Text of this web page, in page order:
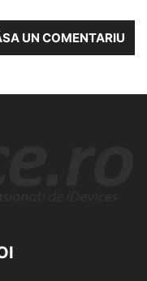
UN COMENTARIU